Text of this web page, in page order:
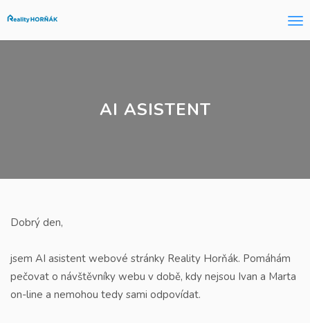
AI ASISTENT
Dobrý den,
jsem AI asistent webové stránky Reality Horňák. Pomáhám
pečovat o návštěvníky webu v době, kdy nejsou Ivan a Marta
on-line a nemohou tedy sami odpovídat.